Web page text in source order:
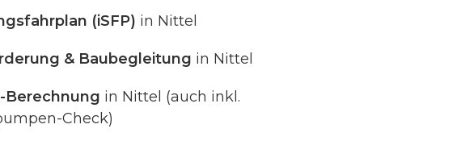
(iSFP) in Nittel
& Baubegleitung in Nittel
Berechnung in Nittel (auch inkl.
Check)